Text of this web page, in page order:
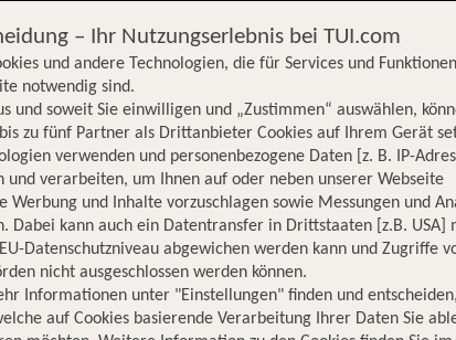
– Ihr Nutzungserlebnis bei TUI.com
und andere Technologien, die für Services und
notwendig sind.
und soweit Sie einwilligen und „Zustimmen“ auswählen,
zu fünf Partner als Drittanbieter Cookies auf Ihrem Gerät
verwenden und personenbezogene Daten [z. B. IP-
und verarbeiten, um Ihnen auf oder neben unserer Webseite
Werbung und Inhalte vorzuschlagen sowie Messungen und
Dabei kann auch ein Datentransfer in Drittstaaten [z.B. USA]
Datenschutzniveau abgewichen werden kann und Zugriffe
nicht ausgeschlossen werden können.
Informationen unter "Einstellungen" finden und
auf Cookies basierende Verarbeitung Ihrer Daten Sie